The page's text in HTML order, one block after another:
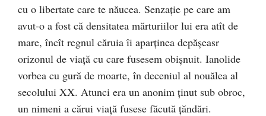
cu o libertate care te năucea. Senzaţie pe care am
avut-o a fost că densitatea mărturiilor lui era atît de
mare, încît regnul căruia îi aparţinea depăşeasr
orizonul de viață cu care fusesem obişnuit. Ianolide
vorbea cu gură de moarte, în deceniul al nouălea al
secolului XX. Atunci era un anonim ţinut sub obroc,
un nimeni a cărui viaţă fusese făcută ţăndări.